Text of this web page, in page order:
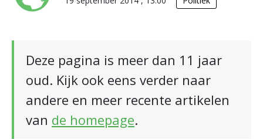
Deze pagina is meer dan 11 jaar
oud. Kijk ook eens verder naar
andere en meer recente artikelen
van de homepage.